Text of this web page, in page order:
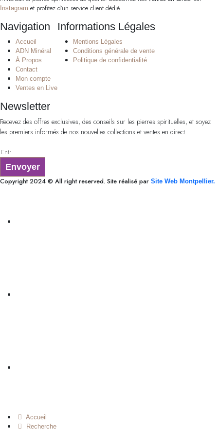
Instagram et profitez d’un service client dédié.
Navigation
Accueil
ADN Minéral
À Propos
Contact
Mon compte
Ventes en Live
Informations Légales
Mentions Légales
Conditions générale de vente
Politique de confidentialité
Newsletter
Recevez des offres exclusives, des conseils sur les pierres spirituelles, et soyez
les premiers informés de nos nouvelles collections et ventes en direct.
Envoyer
Copyright 2024 © All right reserved. Site réalisé par Site Web Montpellier.
Accueil
Recherche